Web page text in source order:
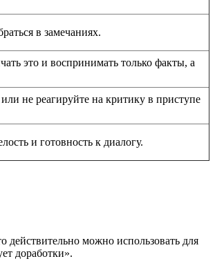
в замечаниях.
это и воспринимать только факты, а
не реагируйте на критику в приступе
и готовность к диалогу.
действительно можно использовать для
доработки».